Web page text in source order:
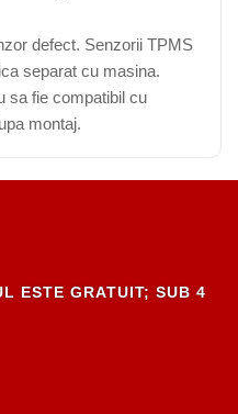
defect. Senzorii TPMS
separat cu masina.
sa fie compatibil cu
montaj.
ESTE GRATUIT; SUB 4